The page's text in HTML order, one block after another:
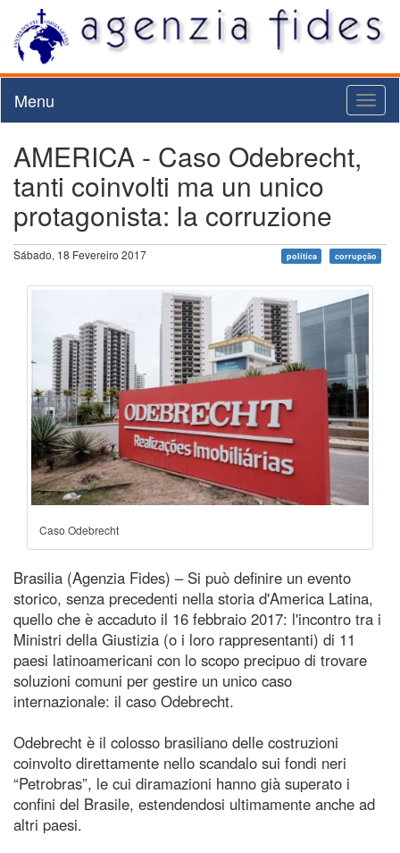
Menu
AMERICA - Caso Odebrecht,
tanti coinvolti ma un unico
protagonista: la corruzione
Sábado, 18 Fevereiro 2017 política corrupção
Caso Odebrecht
Brasilia (Agenzia Fides) – Si può definire un evento
storico, senza precedenti nella storia d'America Latina,
quello che è accaduto il 16 febbraio 2017: l'incontro tra i
Ministri della Giustizia (o i loro rappresentanti) di 11
paesi latinoamericani con lo scopo precipuo di trovare
soluzioni comuni per gestire un unico caso
internazionale: il caso Odebrecht.
Odebrecht è il colosso brasiliano delle costruzioni
coinvolto direttamente nello scandalo sui fondi neri
“Petrobras”, le cui diramazioni hanno già superato i
confini del Brasile, estendendosi ultimamente anche ad
altri paesi.